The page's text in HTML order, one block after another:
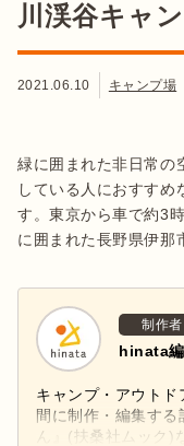
川渓谷キャ
2021.06.10 キャンプ場
緑に囲まれた非日常の
している人におすすめ
す。東京から車で約3
に囲まれた長野県伊那
制作者
hinata
キャンプ・アウト
間に制作・編集す
ん』(扶桑社ムック)